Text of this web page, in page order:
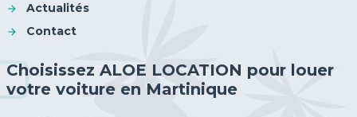
Actualités
Contact
Choisissez ALOE LOCATION pour louer
votre voiture en Martinique